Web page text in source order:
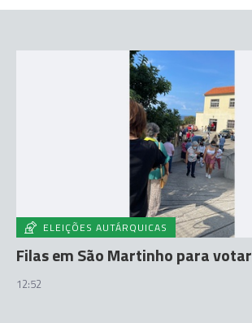
ELEIÇÕES AUTÁRQUICAS
Filas em São Martinho para votar
12:52